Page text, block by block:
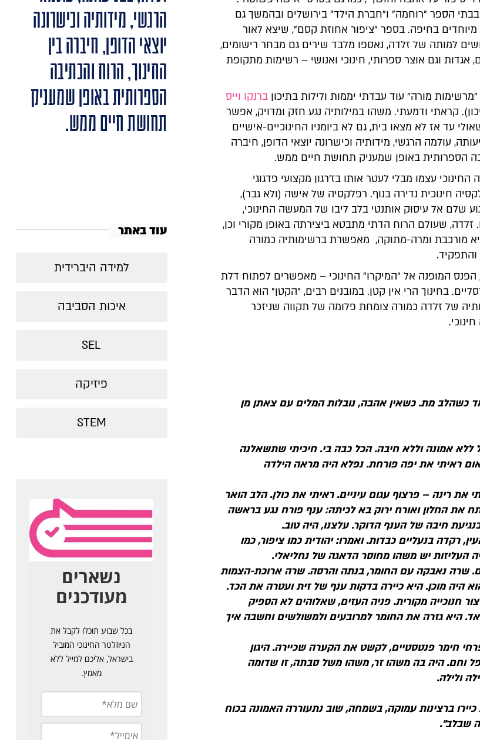
הספר "רוחמה" ו"חברת הילד" בירושלים ובהמשך גם
מיוחדים בחיפה. בספר "ציפור אחוזת קסם", שיצא לאור
השלושים למותה של זלדה, נאספו מלבד שירים גם מבחר רישומים,
אגדות וגם אוצר ספרותי, חינוכי ואנושי – רשימות מתקופת
מורה" עוד עבדתי יממות ולילות בתיכון ברנקו וייס
קראתי ודמעתי. משהו במילותיה נגע חזק ומדויק, אפשר
עד אז לא מצאו בית, גם לא ביומניו החינוכיים-אישיים
עולמה הרגשי, מידותיה וכישרונה יוצאי הדופן, חיברה
הספרותית באופן שמעניק תחושת חיים ממש.
עצמו מבלי לעטר אותו בז'רגון מקצועי פדגוגי
חינוכית נדירה בנוף. רפלקסיה של אישה (ולא גבר),
שלם אל עיסוק אותנטי בלב ליבו של המעשה החינוכי,
זלדה, שעולם הרוח הדתי מתבטא ביצירתה באופן מקורי וכן,
מורכבת ומרה-מתוקה, מאפשרת ברשימותיה כמורה
והתפקיד.
הפנס המופנה אל "המיקרו" החינוכי – מאפשרים לפתוח דלת
בחינוך הרי אין קטן. במובנים רבים, "הקטן" הוא הדבר
של זלדה כמורה צומחת פלומה של תקווה שניזכר
כשהלב מת. כשאין אהבה, נובלות המלים עם צאתן מן
ללא אמונה וללא חיבה. הכל כבה בי. חיכיתי שתשאלנה
ראיתי את יפה פורחת. נפלא היה מראה הילדה
את רינה – פרצוף עגום עיניים. ראיתי את כולן. הלב הואר
את החלון ואורח ירוק בא לכיתה: ענף פורח נגע בראשה
חיבה של הענף הדוקר. עלצנו, היה טוב.
רקדה בנעליים כבדות. ואמרו: יהודית כמו ציפור, כמו
העליזות יש משהו מחוסר הדאגה של נחליאלי.
שרה נאבקה עם החומר, בנתה והרסה. שרה ארוכת-הצמות
היה מוכן. היא כיירה בדקות ענף של זית ועטרה את הכד.
חנוכייה מקורית. פניה העזים, שאלוהים לא הספיק
היא גזרה את החומר למרובעים ולמשולשים וחשבה איך
חימר פנטסטיים, לקשט את הקערה שכיירה. היגון
וחם. היה בה משהו זר, משהו משל סבתה, זו שדומה
ולילה.
ברצינות עמוקה, בשמחה, שוב נתעוררה האמונה בכוח
שבלב".
הרגשי, מידותיה וכישרונה
יוצאי הדופן, חיברה בין
החינוך, הרוח והכתיבה
הספרותית באופן שמעניק
תחושת חיים ממש.
עוד באתר
למידה היברידית
איכות הסביבה
SEL
פיזיקה
STEM